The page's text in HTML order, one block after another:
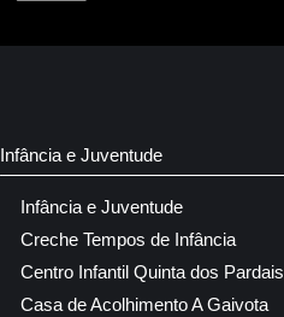
Infância e Juventude
Infância e Juventude
Creche Tempos de Infância
Centro Infantil Quinta dos Pardais
Casa de Acolhimento A Gaivota